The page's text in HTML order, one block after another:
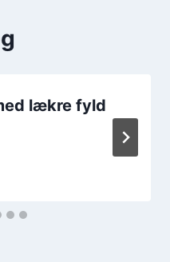
lækre fyld